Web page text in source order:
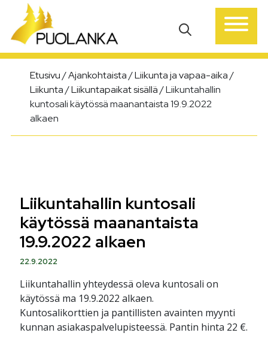
Päävalikko
Etusivu/Ajankohtaista/Liikunta ja vapaa-aika/
Liikunta/Liikuntapaikat sisällä/Liikuntahallin
kuntosali käytössä maanantaista 19.9.2022
alkaen
Liikuntahallin kuntosali
käytössä maanantaista
19.9.2022 alkaen
22.9.2022
Liikuntahallin yhteydessä oleva kuntosali on
käytössä ma 19.9.2022 alkaen.
Kuntosalikorttien ja pantillisten avainten myynti
kunnan asiakaspalvelupisteessä. Pantin hinta 22 €.